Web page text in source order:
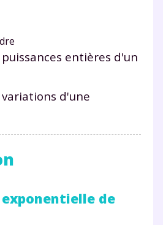
entières d'un
d'une
de